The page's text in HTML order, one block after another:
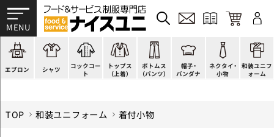
エプロン
かぶり型
スモック風
厨房用
ラップエプロン
シャツ
ピンタック
Tシャツ
ポロシャツ
和風シャツ(Asian)コックコー
ト
ショップコート
スタンダード
ファッション
キッズ
トップス
（上着）
法被(はっぴ)
調理白衣
カットソー
ジャンバー
ボトムス
（パンツ）
イージーパンツ
ワンピース
厨房シューズ
フロアシューズ
帽子・
バンダナ
洋帽子
コック帽
衛生帽子
ヘアネット
ネクタイ・
小物
ネクタイ
蝶ネクタイ
リボン・スカーフ
クロスタイ
和装ユニフ
ォーム
帯
草履、足袋など
着付小物
きもの
TOP 和装ユニフォーム 着付小物